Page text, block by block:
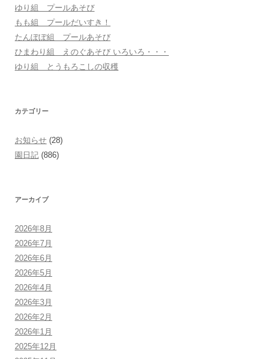
ン
ゆり組 プールあそび
もも組 プールだいすき！
たんぽぽ組 プールあそび
ひまわり組 えのぐあそび いろいろ・・・
ゆり組 とうもろこしの収穫
カテゴリー
お知らせ (28)
園日記 (886)
アーカイブ
2026年8月
2026年7月
2026年6月
2026年5月
2026年4月
2026年3月
2026年2月
2026年1月
2025年12月